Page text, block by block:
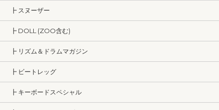
┣ スヌーザー
┣ DOLL (ZOO含む)
┣ リズム＆ドラムマガジン
┣ ビートレッグ
┣ キーボードスペシャル